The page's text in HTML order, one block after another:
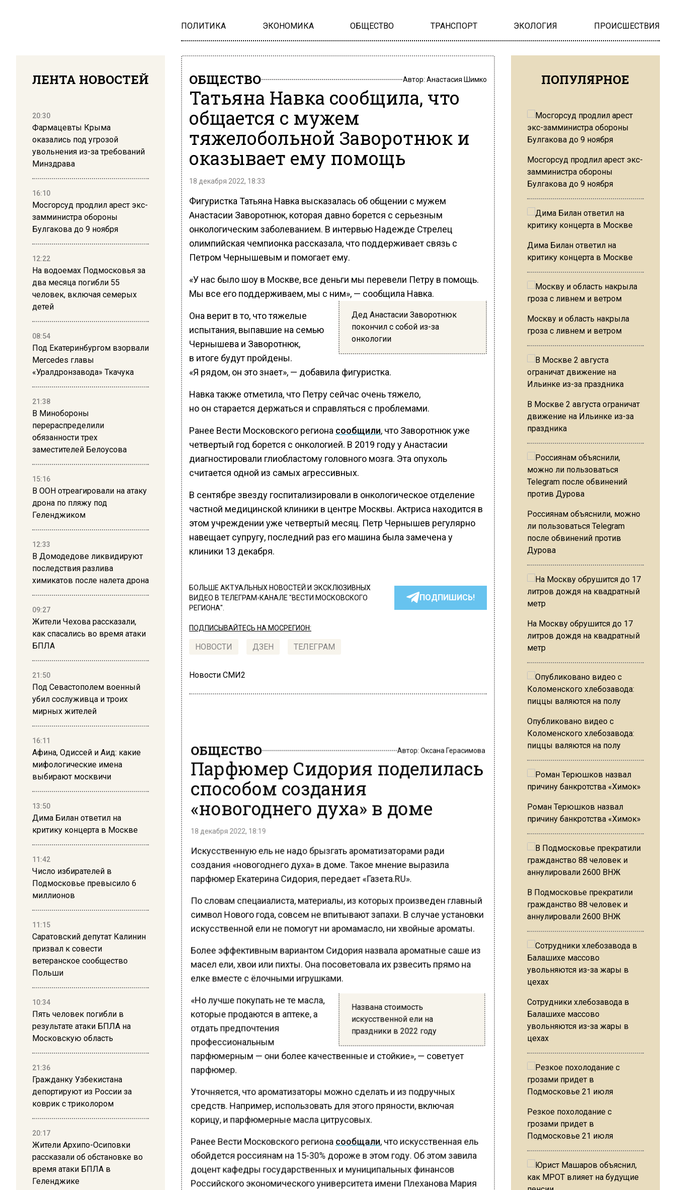
ПОЛИТИКА ЭКОНОМИКА ОБЩЕСТВО ТРАНСПОРТ ЭКОЛОГИЯ ПРОИСШЕСТВИЯ
ЛЕНТА НОВОСТЕЙ
20:30
Фармацевты Крыма
оказались под угрозой
увольнения из-за требований
Минздрава
16:10
Мосгорсуд продлил арест экс-
замминистра обороны
Булгакова до 9 ноября
12:22
На водоемах Подмосковья за
два месяца погибли 55
человек, включая семерых
детей
08:54
Под Екатеринбургом взорвали
Mercedes главы
«Уралдронзавода» Ткачука
21:38
В Минобороны
перераспределили
обязанности трех
заместителей Белоусова
15:16
В ООН отреагировали на атаку
дрона по пляжу под
Геленджиком
12:33
В Домодедове ликвидируют
последствия разлива
химикатов после налета дрона
09:27
Жители Чехова рассказали,
как спасались во время атаки
БПЛА
21:50
Под Севастополем военный
убил сослуживца и троих
мирных жителей
16:11
Афина, Одиссей и Аид: какие
мифологические имена
выбирают москвичи
13:50
Дима Билан ответил на
критику концерта в Москве
11:42
Число избирателей в
Подмосковье превысило 6
миллионов
11:15
Саратовский депутат Калинин
призвал к совести
ветеранское сообщество
Польши
10:34
Пять человек погибли в
результате атаки БПЛА на
Московскую область
21:36
Гражданку Узбекистана
депортируют из России за
коврик с триколором
20:17
Жители Архипо-Осиповки
рассказали об обстановке во
время атаки БПЛА в
Геленджике
ОБЩЕСТВО Автор: Анастасия Шимко
Татьяна Навка сообщила, что
общается с мужем
тяжелобольной Заворотнюк и
оказывает ему помощь
18 декабря 2022, 18:33
Фигуристка Татьяна Навка высказалась об общении с мужем
Анастасии Заворотнюк, которая давно борется с серьезным
онкологическим заболеванием. В интервью Надежде Стрелец
олимпийская чемпионка рассказала, что поддерживает связь с
Петром Чернышевым и помогает ему.
«У нас было шоу в Москве, все деньги мы перевели Петру в помощь.
Мы все его поддерживаем, мы с ним», — сообщила Навка.
Дед Анастасии Заворотнюк
покончил с собой из-за
онкологии
Она верит в то, что тяжелые
испытания, выпавшие на семью
Чернышева и Заворотнюк,
в итоге будут пройдены.
«Я рядом, он это знает», — добавила фигуристка.
Навка также отметила, что Петру сейчас очень тяжело,
но он старается держаться и справляться с проблемами.
Ранее Вести Московского региона сообщили, что Заворотнюк уже
четвертый год борется с онкологией. В 2019 году у Анастасии
диагностировали глиобластому головного мозга. Эта опухоль
считается одной из самых агрессивных.
В сентябре звезду госпитализировали в онкологическое отделение
частной медицинской клиники в центре Москвы. Актриса находится в
этом учреждении уже четвертый месяц. Петр Чернышев регулярно
навещает супругу, последний раз его машина была замечена у
клиники 13 декабря.
БОЛЬШЕ АКТУАЛЬНЫХ НОВОСТЕЙ И ЭКСКЛЮЗИВНЫХ
ВИДЕО В ТЕЛЕГРАМ-КАНАЛЕ "ВЕСТИ МОСКОВСКОГО
РЕГИОНА".
ПОДПИШИСЬ!
ПОДПИСЫВАЙТЕСЬ НА МОСРЕГИОН:
НОВОСТИ ДЗЕН ТЕЛЕГРАМ
Новости СМИ2
ОБЩЕСТВО Автор:Оксана Герасимова
Парфюмер Сидория поделилась
способом создания
«новогоднего духа» в доме
18 декабря 2022, 18:19
Искусственную ель не надо брызгать ароматизаторами ради
создания «новогоднего духа» в доме. Такое мнение выразила
парфюмер Екатерина Сидория, передает «Газета.RU».
По словам спецаиалиста, материалы, из которых произведен главный
символ Нового года, совсем не впитывают запахи. В случае установки
искусственной ели не помогут ни аромамасло, ни хвойные ароматы.
Более эффективным вариантом Сидория назвала ароматные саше из
масел ели, хвои или пихты. Она посоветовала их рзвесить прямо на
елке вместе с ёлочными игрушками.
Названа стоимость
искусственной ели на
праздники в 2022 году
«Но лучше покупать не те масла,
которые продаются в аптеке, а
отдать предпочтения
профессиональным
парфюмерным — они более качественные и стойкие», — советует
парфюмер.
Уточняется, что ароматизаторы можно сделать и из подручных
средств. Например, использовать для этого пряности, включая
корицу, и парфюмерные масла цитрусовых.
Ранее Вести Московского региона сообщали, что искусственная ель
обойдется россиянам на 15-30% дороже в этом году. Об этом завила
доцент кафедры государственных и муниципальных финансов
Российского экономического университета имени Плеханова Мария
ПОПУЛЯРНОЕ
Мосгорсуд продлил арест экс-
замминистра обороны
Булгакова до 9 ноября
Дима Билан ответил на
критику концерта в Москве
Москву и область накрыла
гроза с ливнем и ветром
В Москве 2 августа ограничат
движение на Ильинке из-за
праздника
Россиянам объяснили, можно
ли пользоваться Telegram
после обвинений против
Дурова
На Москву обрушится до 17
литров дождя на квадратный
метр
Опубликовано видео с
Коломенского хлебозавода:
пиццы валяются на полу
Роман Терюшков назвал
причину банкротства «Химок»
В Подмосковье прекратили
гражданство 88 человек и
аннулировали 2600 ВНЖ
Сотрудники хлебозавода в
Балашихе массово
увольняются из-за жары в
цехах
Резкое похолодание с
грозами придет в
Подмосковье 21 июля